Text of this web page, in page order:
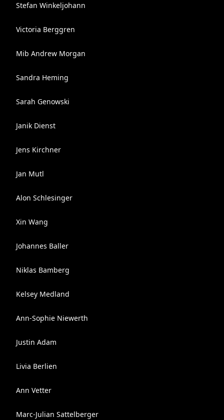
Stefan Winkeljohann
Victoria Berggren
Mib Andrew Morgan
Sandra Heming
Sarah Genowski
Janik Dienst
Jens Kirchner
Jan Mutl
Alon Schlesinger
Xin Wang
Johannes Baller
Niklas Bamberg
Kelsey Medland
Ann-Sophie Niewerth
Justin Adam
Livia Berlien
Ann Vetter
Marc-Julian Sattelberger